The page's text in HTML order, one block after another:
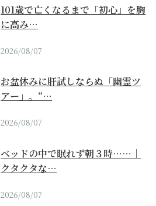
101歳で亡くなるまで「初心」を胸
に高み…
2026/08/07
お盆休みに肝試しならぬ「幽霊ツ
アー」。“…
2026/08/07
ベッドの中で眠れず朝３時……｜
クタクタな…
2026/08/07